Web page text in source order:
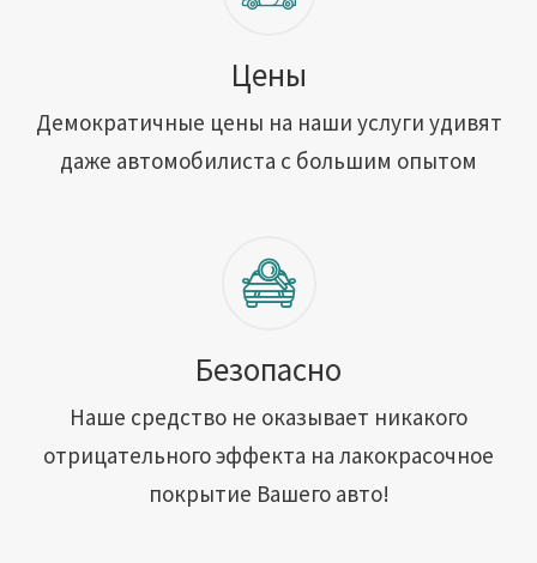
Цены
Демократичные цены на наши услуги удивят
даже автомобилиста с большим опытом
Безопасно
Наше средство не оказывает никакого
отрицательного эффекта на лакокрасочное
покрытие Вашего авто!